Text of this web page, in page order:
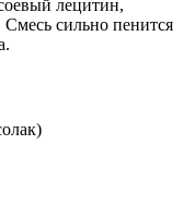
лецитин,
Смесь сильно пенится